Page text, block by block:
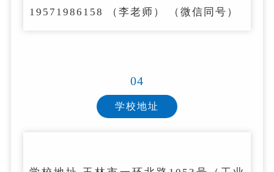
19571986158 （李老师） （微信同号）
04
学校地址